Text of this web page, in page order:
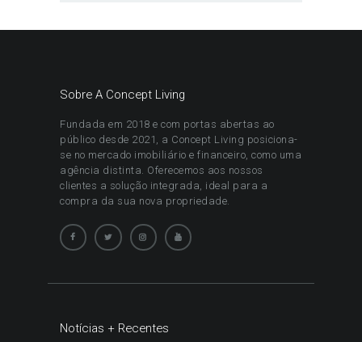
Sobre A Concept Living
Fundada em 2018 e com portas abertas ao
público desde 2021, a Concept Living posiciona-
se no mercado imobiliário e financeiro, como uma
agência distinta. Oferecemos aos nossos
clientes a solução integrada, ideal para a
compra da sua nova propriedade.
Notícias + Recentes